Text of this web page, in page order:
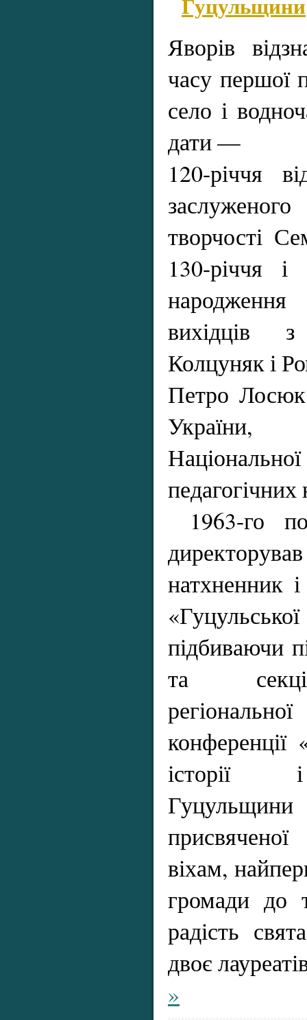
Яворів
часу першої
село і
дати —
120-річчя
творчості
130-річчя
вихідців
Колцуняк і
Петро
України,
1963-го
натхненник
підбиваючи
та
конференції
історії
віхам,
громади до
радість
двоє
»